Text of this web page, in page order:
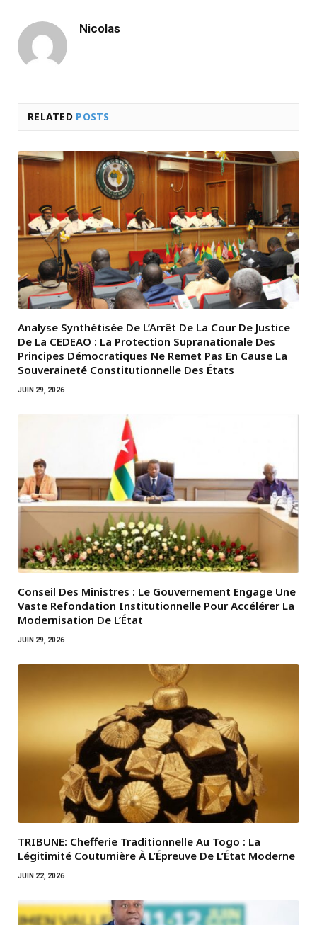
Nicolas
RELATED POSTS
Analyse Synthétisée De L’Arrêt De La Cour De Justice
De La CEDEAO : La Protection Supranationale Des
Principes Démocratiques Ne Remet Pas En Cause La
Souveraineté Constitutionnelle Des États
JUIN 29, 2026
Conseil Des Ministres : Le Gouvernement Engage Une
Vaste Refondation Institutionnelle Pour Accélérer La
Modernisation De L’État
JUIN 29, 2026
TRIBUNE: Chefferie Traditionnelle Au Togo : La
Légitimité Coutumière À L’Épreuve De L’État Moderne
JUIN 22, 2026